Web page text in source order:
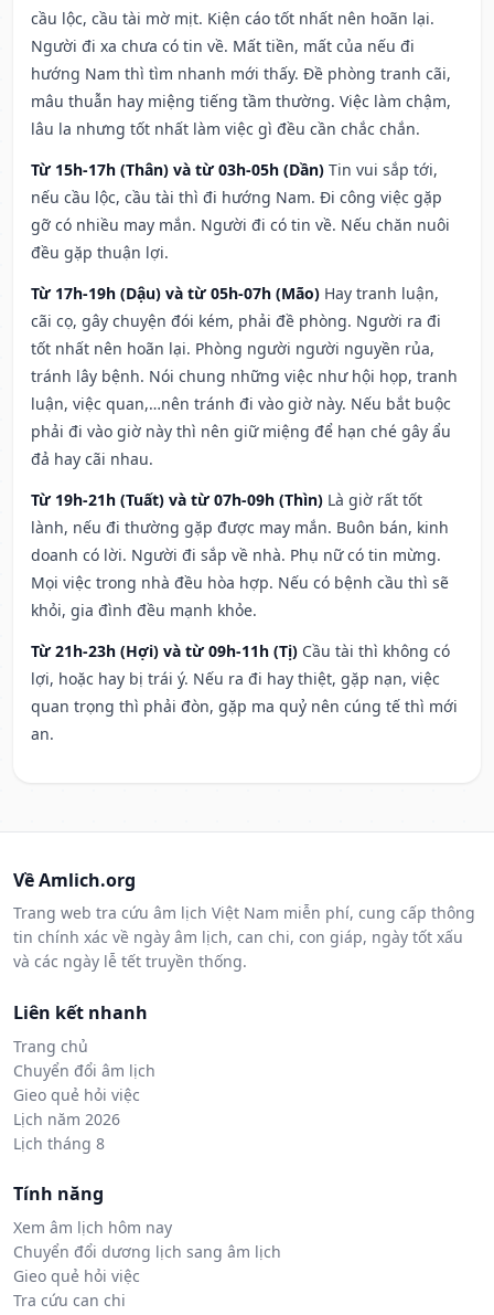
cầu lộc, cầu tài mờ mịt. Kiện cáo tốt nhất nên hoãn lại.
Người đi xa chưa có tin về. Mất tiền, mất của nếu đi
hướng Nam thì tìm nhanh mới thấy. Đề phòng tranh cãi,
mâu thuẫn hay miệng tiếng tầm thường. Việc làm chậm,
lâu la nhưng tốt nhất làm việc gì đều cần chắc chắn.
Từ 15h-17h (Thân) và từ 03h-05h (Dần) Tin vui sắp tới,
nếu cầu lộc, cầu tài thì đi hướng Nam. Đi công việc gặp
gỡ có nhiều may mắn. Người đi có tin về. Nếu chăn nuôi
đều gặp thuận lợi.
Từ 17h-19h (Dậu) và từ 05h-07h (Mão) Hay tranh luận,
cãi cọ, gây chuyện đói kém, phải đề phòng. Người ra đi
tốt nhất nên hoãn lại. Phòng người người nguyền rủa,
tránh lây bệnh. Nói chung những việc như hội họp, tranh
luận, việc quan,…nên tránh đi vào giờ này. Nếu bắt buộc
phải đi vào giờ này thì nên giữ miệng để hạn ché gây ẩu
đả hay cãi nhau.
Từ 19h-21h (Tuất) và từ 07h-09h (Thìn) Là giờ rất tốt
lành, nếu đi thường gặp được may mắn. Buôn bán, kinh
doanh có lời. Người đi sắp về nhà. Phụ nữ có tin mừng.
Mọi việc trong nhà đều hòa hợp. Nếu có bệnh cầu thì sẽ
khỏi, gia đình đều mạnh khỏe.
Từ 21h-23h (Hợi) và từ 09h-11h (Tị) Cầu tài thì không có
lợi, hoặc hay bị trái ý. Nếu ra đi hay thiệt, gặp nạn, việc
quan trọng thì phải đòn, gặp ma quỷ nên cúng tế thì mới
an.
Về Amlich.org
Trang web tra cứu âm lịch Việt Nam miễn phí, cung cấp thông
tin chính xác về ngày âm lịch, can chi, con giáp, ngày tốt xấu
và các ngày lễ tết truyền thống.
Liên kết nhanh
Trang chủ
Chuyển đổi âm lịch
Gieo quẻ hỏi việc
Lịch năm 2026
Lịch tháng 8
Tính năng
Xem âm lịch hôm nay
Chuyển đổi dương lịch sang âm lịch
Gieo quẻ hỏi việc
Tra cứu can chi